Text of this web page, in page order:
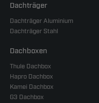
Dachträger
Dachträger Aluminium
Dachträger Stahl
Dachboxen
Thule Dachbox
Hapro Dachbox
Kamei Dachbox
G3 Dachbox